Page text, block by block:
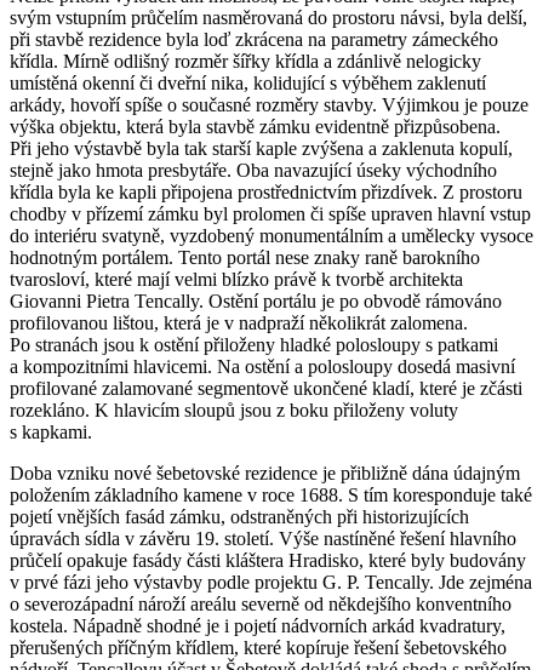
svým vstupním průčelím nasměrovaná do prostoru návsi, byla delší,
při stavbě rezidence byla loď zkrácena na parametry zámeckého
křídla. Mírně odlišný rozměr šířky křídla a zdánlivě nelogicky
umístěná okenní či dveřní nika, kolidující s výběhem zaklenutí
arkády, hovoří spíše o současné rozměry stavby. Výjimkou je pouze
výška objektu, která byla stavbě zámku evidentně přizpůsobena.
Při jeho výstavbě byla tak starší kaple zvýšena a zaklenuta kopulí,
stejně jako hmota presbytáře. Oba navazující úseky východního
křídla byla ke kapli připojena prostřednictvím přizdívek. Z prostoru
chodby v přízemí zámku byl prolomen či spíše upraven hlavní vstup
do interiéru svatyně, vyzdobený monumentálním a umělecky vysoce
hodnotným portálem. Tento portál nese znaky raně barokního
tvarosloví, které mají velmi blízko právě k tvorbě architekta
Giovanni Pietra Tencally. Ostění portálu je po obvodě rámováno
profilovanou lištou, která je v nadpraží několikrát zalomena.
Po stranách jsou k ostění přiloženy hladké polosloupy s patkami
a kompozitními hlavicemi. Na ostění a polosloupy dosedá masivní
profilované zalamované segmentově ukončené kladí, které je zčásti
rozekláno. K hlavicím sloupů jsou z boku přiloženy voluty
s kapkami.
Doba vzniku nové šebetovské rezidence je přibližně dána údajným
položením základního kamene v roce 1688. S tím koresponduje také
pojetí vnějších fasád zámku, odstraněných při historizujících
úpravách sídla v závěru 19. století. Výše nastíněné řešení hlavního
průčelí opakuje fasády části kláštera Hradisko, které byly budovány
v prvé fázi jeho výstavby podle projektu G. P. Tencally. Jde zejména
o severozápadní nároží areálu severně od někdejšího konventního
kostela. Nápadně shodné je i pojetí nádvorních arkád kvadratury,
přerušených příčným křídlem, které kopíruje řešení šebetovského